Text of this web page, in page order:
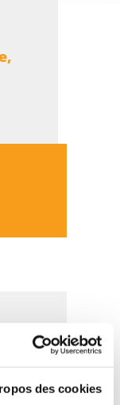
des cookies